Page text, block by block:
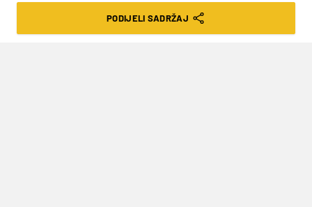
Ovi hrvatski nogometaši vrlo vjerojatno
PODIJELI SADRŽAJ